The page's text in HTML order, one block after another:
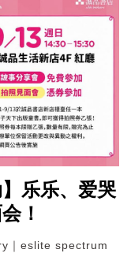
】乐乐、爱哭
！
｜eslite spectrum